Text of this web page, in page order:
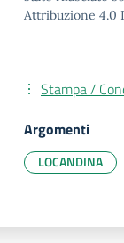
Attribuzione 4.0
Stampa /
Argomenti
LOCANDINA